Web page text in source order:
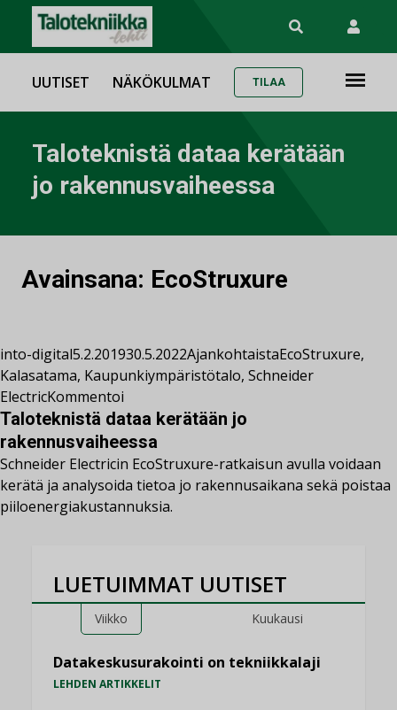
UUTISET NÄKÖKULMAT TILAA
Taloteknistä dataa kerätään
jo rakennusvaiheessa
Avainsana: EcoStruxure
into-digital5.2.201930.5.2022AjankohtaistaEcoStruxure,
Kalasatama, Kaupunkiympäristötalo, Schneider
ElectricKommentoi
Taloteknistä dataa kerätään jo
rakennusvaiheessa
Schneider Electricin EcoStruxure-ratkaisun avulla voidaan
kerätä ja analysoida tietoa jo rakennusaikana sekä poistaa
piiloenergiakustannuksia.
LUETUIMMAT UUTISET
Viikko Kuukausi
Datakeskusurakointi on tekniikkalaji
LEHDEN ARTIKKELIT